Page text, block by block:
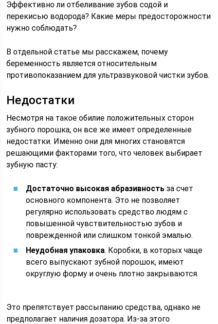
Эффективно ли отбеливание зубов содой и
перекисью водорода? Какие меры предосторожности
нужно соблюдать?
В отдельной статье мы расскажем, почему
беременность является относительным
противопоказанием для ультразвуковой чистки зубов.
Недостатки
Несмотря на такое обилие положительных сторон
зубного порошка, он все же имеет определенные
недостатки. Именно они для многих становятся
решающими факторами того, что человек выбирает
зубную пасту:
Достаточно высокая абразивность за счет
основного компонента. Это не позволяет
регулярно использовать средство людям с
повышенной чувствительностью зубов и
поврежденной или слишком тонкой эмалью.
Неудобная упаковка. Коробки, в которых чаще
всего выпускают зубной порошок, имеют
округлую форму и очень плотно закрываются.
Это препятствует рассыпанию средства, однако не
предполагает наличия дозатора. Из-за этого